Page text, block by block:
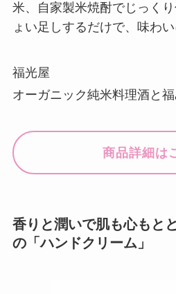
米、自家製米焼酎でじっく
ょい足しするだけで、味わ
福光屋
オーガニック純米料理酒と
商品詳細は
香りと潤いで肌も心もと
の「ハンドクリーム」